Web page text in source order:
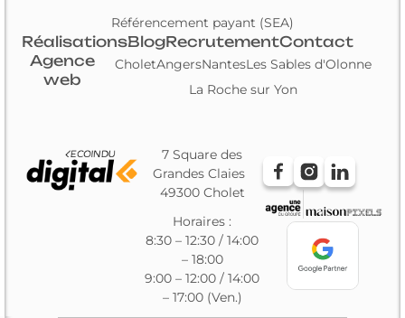
7 Square des
Grandes Claies
49300 Cholet
Horaires :
8:30 – 12:30 / 14:00
– 18:00
9:00 – 12:00 / 14:00
– 17:00 (Ven.)
Référencement payant (SEA)
RéalisationsBlogRecrutementContact
Agence
web
CholetAngersNantesLes Sables d'Olonne
La Roche sur Yon